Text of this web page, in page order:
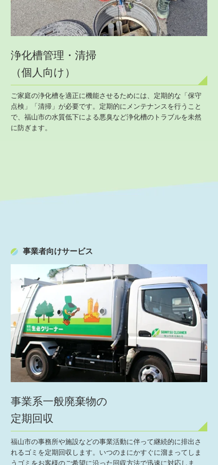
浄化槽管理・清掃
（個人向け）
ご家庭の浄化槽を適正に機能させるためには、定期的な「保守
点検」「清掃」が必要です。定期的にメンテナンスを行うこと
で、福山市の水質低下による悪臭など浄化槽のトラブルを未然
に防ぎます。
事業者向けサービス
事業系一般廃棄物の
定期回収
福山市の事務所や施設などの事業活動に伴って継続的に排出さ
れるゴミを定期回収します。いつのまにかすぐに溜まってしま
うゴミをお客様のご希望に沿った回収方法で迅速に対応しま